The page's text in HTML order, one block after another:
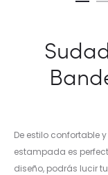
De estilo confortable
estampada es
diseño, podrás lucir